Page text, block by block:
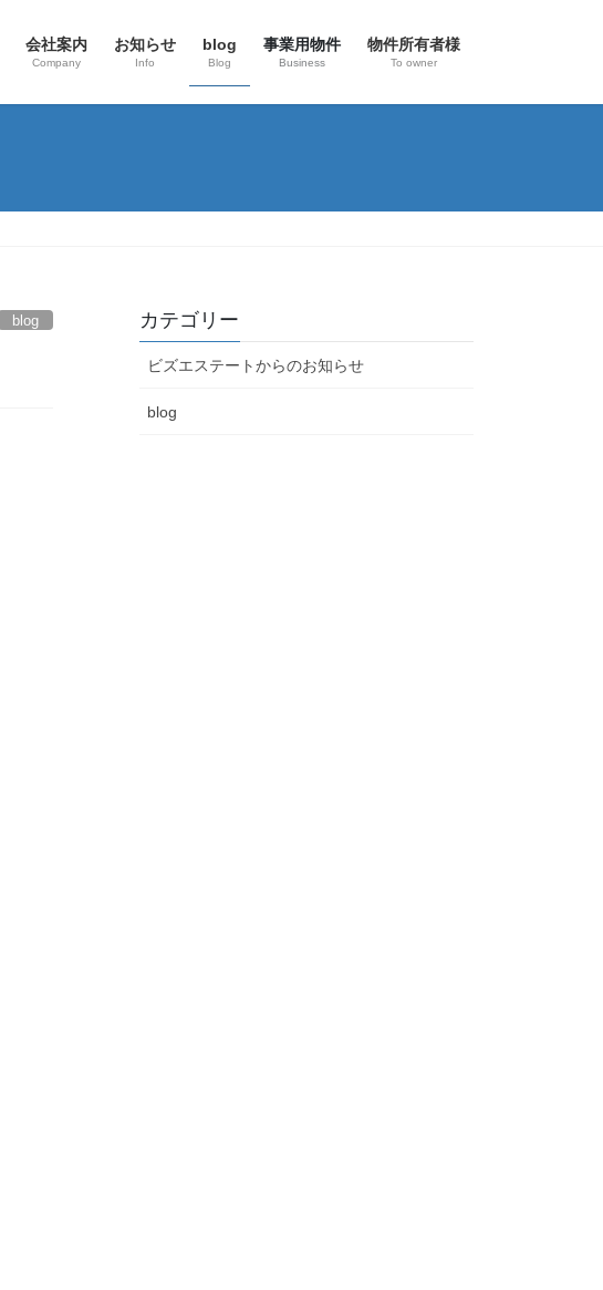
会社案内
Company
お知らせ
Info
blog
Blog
事業用物件
Business
物件所有者様
To owner
blog カテゴリー
ビズエステートからのお知らせ
blog